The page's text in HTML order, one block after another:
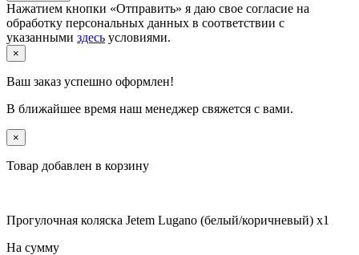
Нажатием кнопки «Отправить» я даю свое согласие на
обработку персональных данных в соответствии с
указанными здесь условиями.
×
Ваш заказ успешно оформлен!
В ближайшее время наш менеджер свяжется с вами.
×
Товар добавлен в корзину
Прогулочная коляска Jetem Lugano (белый/коричневый) x1
На сумму